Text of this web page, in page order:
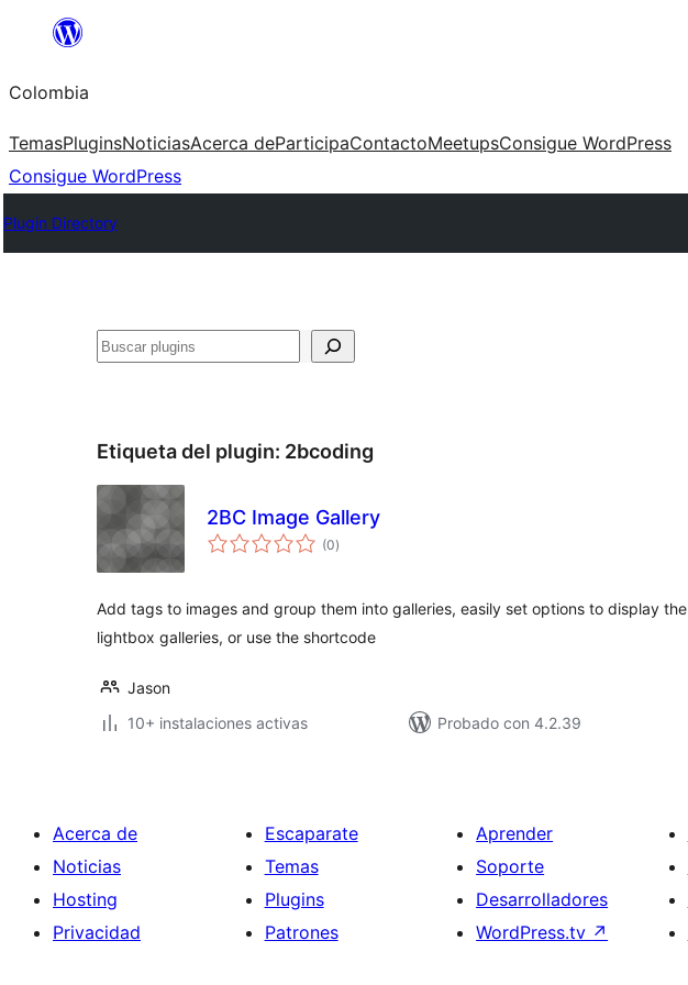
Saltar
contenido
Colombia
TemasPluginsNoticiasAcerca deParticipaContactoMeetupsConsigue WordPress
Consigue WordPress
Plugin Directory
Buscar
Etiqueta del plugin: 2bcoding
2BC Image Gallery
(0total
de
)
Add tags to images and group them into galleries, easily set options to display the
lightbox galleries, or use the shortcode
Jason
10+ instalaciones activas
Probado con 4.2.39
Acerca de
Noticias
Hosting
Privacidad
Escaparate
Temas
Plugins
Patrones
Aprender
Soporte
Desarrolladores
WordPress.tv ↗